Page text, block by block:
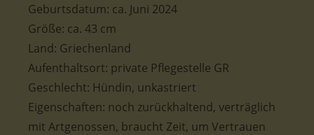
Geburtsdatum: ca. Juni 2024
Größe: ca. 43 cm
Land: Griechenland
Aufenthaltsort: private Pflegestelle GR
Geschlecht: Hündin, unkastriert
Eigenschaften: noch zurückhaltend, verträglich
mit Artgenossen, braucht Zeit, um Vertrauen